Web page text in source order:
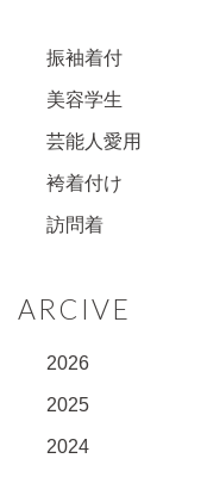
振袖着付
美容学生
芸能人愛用
袴着付け
訪問着
ARCIVE
2026
2025
2024